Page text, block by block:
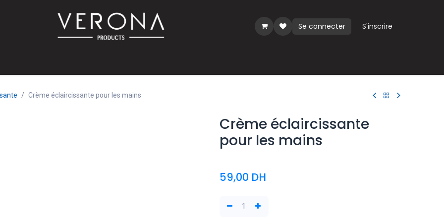
Se connecter
S'inscrire
Crème éclaircissante pour les mains
Crème éclaircissante
pour les mains
59,00 DH